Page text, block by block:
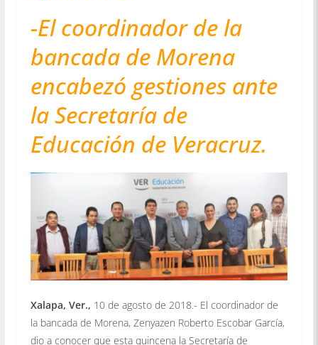
-El coordinador de la
bancada de Morena
encabezó gestiones ante
la Secretaría de
Educación de Veracruz.
Xalapa, Ver., 10 de agosto de 2018.- El coordinador de
la bancada de Morena, Zenyazen Roberto Escobar García,
dio a conocer que esta quincena la Secretaría de